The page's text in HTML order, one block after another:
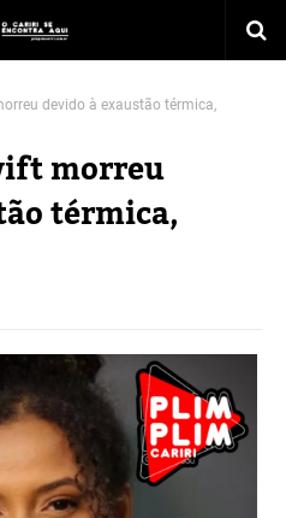
devido à exaustão térmica,
morreu
térmica,